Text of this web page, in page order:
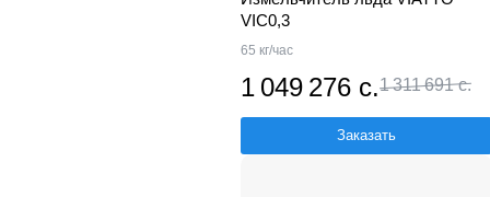
VIC0,3
65 кг/час
1 049 276 с.1 311 691 с.
Заказать